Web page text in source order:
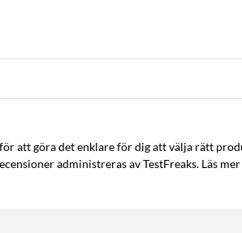
att göra det enklare för dig att välja rätt
administreras av TestFreaks. Läs